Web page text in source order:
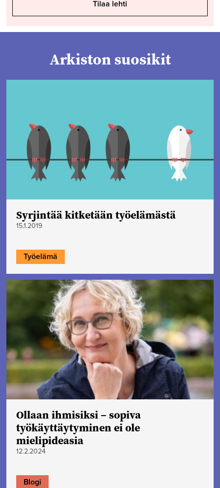
Tilaa lehti
Arkiston suosikit
Syrjintää kitketään työelämästä
15.1.2019
Työelämä
Ollaan ihmisiksi – sopiva
työkäyttäytyminen ei ole
mielipideasia
12.2.2024
Blogi